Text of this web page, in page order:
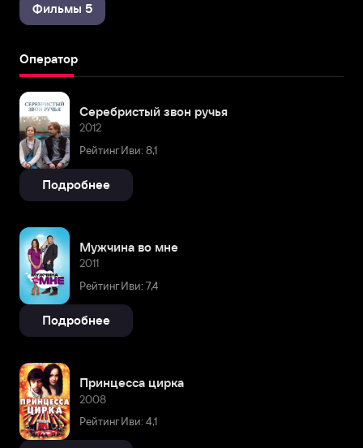
Фильмы 5
Оператор
Серебристый звон ручья
2012
Рейтинг Иви: 8,1
Подробнее
Мужчина во мне
2011
Рейтинг Иви: 7,4
Подробнее
Принцесса цирка
2008
Рейтинг Иви: 4,1